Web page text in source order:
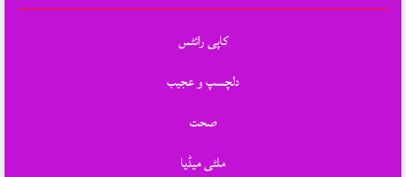
کاپی رائٹس
دلچسپ و عجیب
صحت
ملٹی میڈیا